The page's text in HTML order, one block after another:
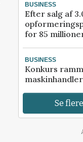
BUSINESS
Efter salg af
for 85
BUSINESS
Konkurs
Se